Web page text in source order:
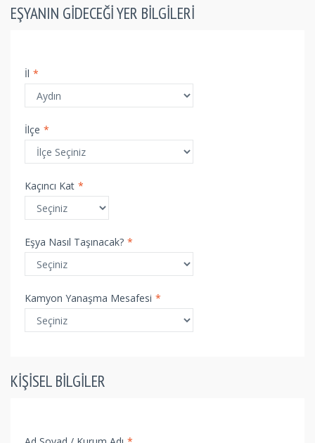
EŞYANIN GIDECEĞI YER BILGILERI
İl *
İlçe *
Kaçıncı Kat *
Eşya Nasıl Taşınacak? *
Kamyon Yanaşma Mesafesi *
KIŞISEL BILGILER